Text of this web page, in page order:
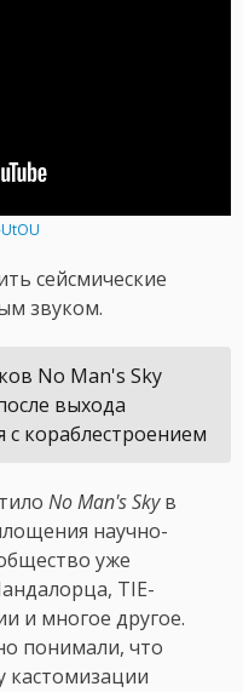
сейсмические
звуком.
No Man's Sky
выхода
с кораблестроением
No Man's Skyв
научно-
уже
TIE-
и многое другое.
понимали, что
кастомизации